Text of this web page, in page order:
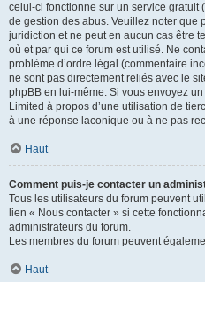
celui-ci fonctionne sur un service gratuit
de gestion des abus. Veuillez noter que
juridiction et ne peut en aucun cas être
où et par qui ce forum est utilisé. Ne
problème d’ordre légal (commentaire
ne sont pas directement reliés avec le
phpBB en lui-même. Si vous envoyez
Limited à propos d’une utilisation de
à une réponse laconique ou à ne pas
Haut
Comment puis-je contacter un
Tous les utilisateurs du forum peuvent
lien « Nous contacter » si cette
administrateurs du forum.
Les membres du forum peuvent
Haut